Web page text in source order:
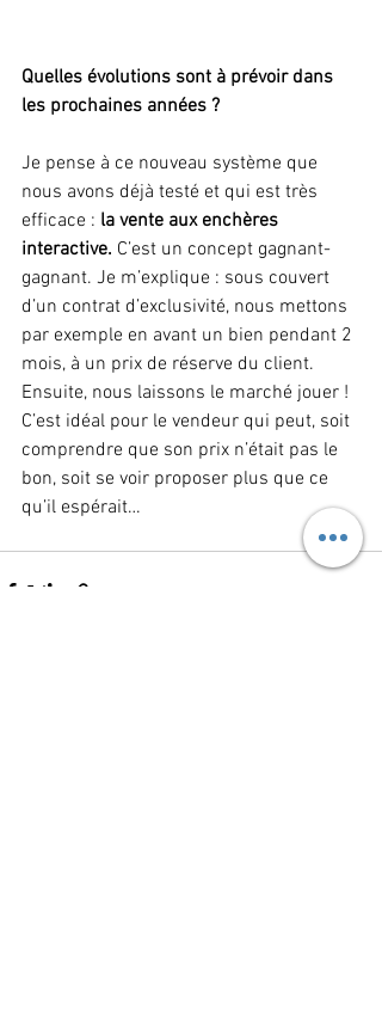
Quelles évolutions sont à prévoir dans
les prochaines années ?
Je pense à ce nouveau système que
nous avons déjà testé et qui est très
efficace : la vente aux enchères
interactive. C’est un concept gagnant-
gagnant. Je m’explique : sous couvert
d’un contrat d’exclusivité, nous mettons
par exemple en avant un bien pendant 2
mois, à un prix de réserve du client.
Ensuite, nous laissons le marché jouer !
C’est idéal pour le vendeur qui peut, soit
comprendre que son prix n’était pas le
bon, soit se voir proposer plus que ce
qu’il espérait…